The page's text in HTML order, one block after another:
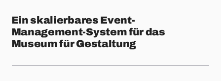
Ein skalierbares Event-
Management-System für das
Museum für Gestaltung